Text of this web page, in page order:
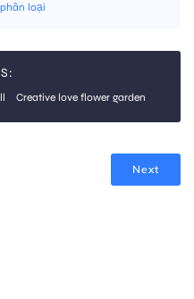
loại
Creative love flower garden
Next